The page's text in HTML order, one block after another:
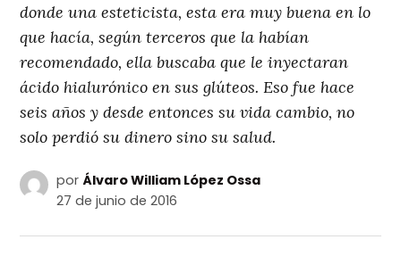
donde una esteticista, esta era muy buena en lo
que hacía, según terceros que la habían
recomendado, ella buscaba que le inyectaran
ácido hialurónico en sus glúteos. Eso fue hace
seis años y desde entonces su vida cambio, no
solo perdió su dinero sino su salud.
por Álvaro William López Ossa
27 de junio de 2016